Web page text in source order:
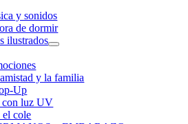
y sonidos
de dormir
ilustrados
y la familia
Up
con luz UV
el cole